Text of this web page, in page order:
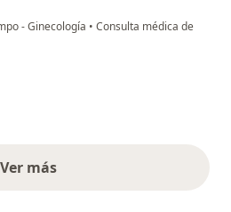
- Ginecología • Consulta médica de
Tobon
Ver másopiniones anteriores